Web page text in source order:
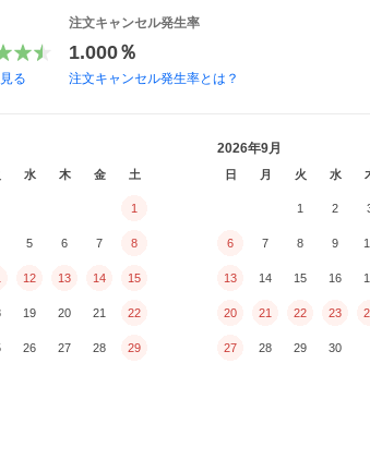
る
注文キャンセル発生率
1.000％
注文キャンセル発生率とは？
水 木 金 土
1
5 6 7 8
12 13 14 15
19 20 21 22
26 27 28 29
2026年9月
日 月 火 水
1 2
6 7 8 9
13 14 15 16
20 21 22 23
27 28 29 30